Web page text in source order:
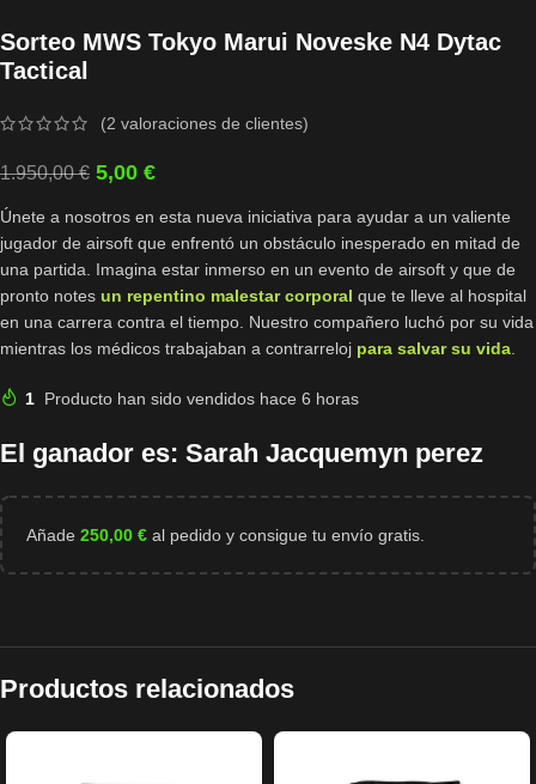
Sorteo MWS Tokyo Marui Noveske N4 Dytac
Tactical
(2 valoraciones de clientes)
1.950,00€ 5,00 €
Únete a nosotros en esta nueva iniciativa para ayudar a un valiente
jugador de airsoft que enfrentó un obstáculo inesperado en mitad de
una partida. Imagina estar inmerso en un evento de airsoft y que de
pronto notes un repentino malestar corporal que te lleve al hospital
en una carrera contra el tiempo. Nuestro compañero luchó por su vida
mientras los médicos trabajaban a contrarreloj para salvar su vida.
1 Producto han sido vendidos hace 6 horas
El ganador es: Sarah Jacquemyn perez
Añade 250,00 € al pedido y consigue tu envío gratis.
Productos relacionados